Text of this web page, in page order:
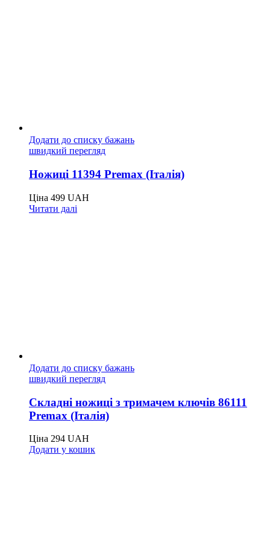
Додати до списку бажань
швидкий перегляд
Ножиці 11394 Premax (Італія)
Ціна 499 UAH
Читати далі
Додати до списку бажань
швидкий перегляд
Складні ножиці з тримачем ключів 86111
Premax (Італія)
Ціна 294 UAH
Додати у кошик